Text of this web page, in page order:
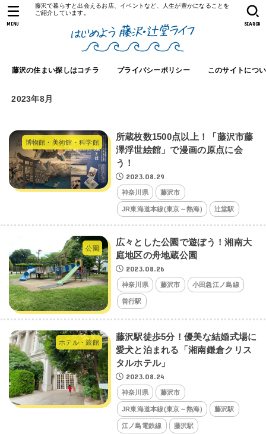
藤沢で暮らすと出会えるお店、イベントなど、人生が豊かになることを
ご紹介しています。
藤沢の住まい探しはコチラ プライバシーポリシー このサイトにつ
SEARCH
MENU
2023年8月
博物館・美術館・科学館
所蔵枚数1500点以上！「藤沢市藤
澤浮世絵館」で漫画の原点に会
う！
2023.08.29
神奈川県 藤沢市
JR東海道本線(東京～熱海) 辻堂駅
公園
広々とした公園で遊ぼう！湘南大
庭地区の舟地蔵公園
2023.08.26
神奈川県 藤沢市 小田急江ノ島線
善行駅
ホテル・旅館
藤沢駅徒歩5分！優美な結婚式場に
愛犬と泊まれる「湘南鎌倉クリス
タルホテル」
2023.08.24
神奈川県 藤沢市
JR東海道本線(東京～熱海) 藤沢駅
江ノ島電鉄線 藤沢駅